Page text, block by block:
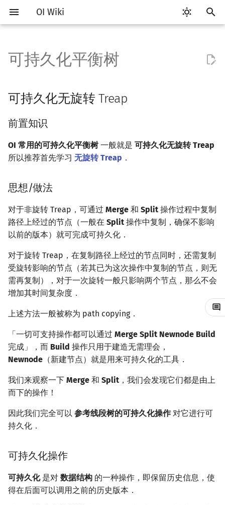
OI Wiki
入
搜
索
Getting Started
关于本项目
如何参与
OI Wiki 不是什么
数学符号表
F.A.Q.
镜像站列表
致谢
比赛相关简介
赛事
题型
学习路线
技巧
常见技巧
出题
工具软件简介
代码编辑工具
Atom
Kate
CLion
Xcode
GUIDE
Sublime Text
Code::Blocks
评测工具
CCR Plus
命令行
编译器
WSL (Windows 10)
Special Judge
Testlib
Validator
Polygon
OJ 工具
LaTeX 入门
Git
语言基础简介
C++ 基础
运算
函数
C++ 标准库
bitset
C++ 进阶 重载运算符
新版 C++ 特性
pb_ds
Pascal 转 C++ 急救
Python 速成
Java 速成
Java 进阶
算法基础简介
复杂度
枚举
模拟
贪心
排序
插入排序
快速排序
堆排序
希尔排序
锦标赛排序
Tim 排序
排序应用
前缀和 & 差分
二分
倍增
构造
搜索部分简介
DFS（搜索）
BFS（搜索）
双向搜索
A*
迭代加深搜索
IDA*
回溯法
Dancing Links
Alpha–Beta 剪枝
动态规划部分简介
动态规划基础
记忆化搜索
背包 DP
DAG 上的 DP
树形 DP
状压 DP
数位 DP
插头 DP
计数 DP
动态 DP
概率 DP
DP 套 DP
DP 优化
四边形不等式优化
状态设计优化
字符串部分简介
字符串基础
标准库
字符串匹配
字典树 (Trie)
前缀函数与 KMP 算法
Boyer–Moore 算法
Z 函数（扩展 KMP）
AC 自动机
后缀数组 (SA)
后缀自动机 (SAM)
后缀平衡树
广义后缀自动机
后缀树
回文树
序列自动机
数学部分简介
布尔代数
数字系统
格雷码
位操作
高精度计算
快速幂
置换和排列
弧度制与坐标系
复数
数论
最大公约数
分解质因数
费马小定理 & 欧拉定理
线性同余方程
中国剩余定理
升幂引理
卢卡斯定理
多项式与生成函数
快速数论变换
多项式牛顿迭代
多项式初等函数
多项式平移|连续点值平移
符号化方法
Lagrange 反演
普通生成函数
组合数学
斐波那契数列
斯特林数
伯努利数
Eulerian Number
分拆数
范德蒙德卷积
图论计数
线性代数
矩阵
线性空间
线性映射
对角化
Jordan标准型
线性规划
域论
概率论
随机变量的数字特征
博弈论
非公平组合游戏
牛顿迭代法
并查集
并查集复杂度
堆简介
二叉堆
配对堆
左偏树
分块思想
块状数组
块状链表
树分块
线段树基础
线段树合并 & 分裂
李超线段树
猫树
Kinetic Tournament Tree
二叉搜索树 & 平衡树
Treap
Splay 树
WBLT
笛卡尔树
Size Balanced Tree
AVL 树
红黑树
左偏红黑树
AA 树
可持久化无旋转 Treap
前置知识
思想/做法
可持久化操作
Split
Merge
可持久化 WBLT
前置知识
思想/做法
处理懒标记
实现路径复制
针对持久化 WBLT 的小优化
代码实现
例题
线段树套线段树
平衡树套线段树
线段树套平衡树
树状数组套权值线段树
Link Cut Tree
全局平衡二叉树
Euler Tour Tree
Top Tree
图论部分简介
图论相关概念
图的存储
DFS（图论）
树上问题
树的重心
树上启发式合并
树分治
AHU 算法
树哈希
树上随机游走
有向无环图
拓扑排序
最短路问题
同余最短路
生成树问题
斯坦纳树
连通性相关
圆方树
环计数问题
最小环
欧拉图
哈密顿图
费用流
一般图最大匹配
计算几何部分简介
二维计算几何基础
三维计算几何基础
距离
三角剖分
凸包
扫描线
旋转卡壳
半平面交
平面最近点对
随机增量法
反演变换
计算几何杂项
杂项简介
离散化
双指针
离线算法 莫队算法
随机化
模拟退火
悬线法
有限状态自动机
计算理论基础
字节顺序
约瑟夫问题
表达式求值
在一台机器上规划任务
主元素问题
Garsia–Wachs 算法
Kahan 求和
珂朵莉树/颜色段均摊
RMQ
并查集应用
括号序列
线段树与离线询问
可持久化平衡树
可持久化无旋转 Treap
前置知识
OI 常用的可持久化平衡树一般就是 可持久化无旋转 Treap
所以推荐首先学习 无旋转 Treap ．
思想/做法
对于非旋转 Treap，可通过 Merge 和 Split 操作过程中复制
路径上经过的节点（一般在 Split 操作中复制，确保不影响
以前的版本）就可完成可持久化．
对于旋转 Treap，在复制路径上经过的节点同时，还需复制
受旋转影响的节点（若其已为这次操作中复制的节点，则无
需再复制），对于一次旋转一般只影响两个节点，那么不会
增加其时间复杂度．
上述方法一般被称为 path copying．
「一切可支持操作都可以通过 Merge Split Newnode Build
完成」，而 Build 操作只用于建造无需理会，
Newnode （新建节点）就是用来可持久化的工具．
我们来观察一下 Merge 和 Split ，我们会发现它们都是由上
而下的操作！
因此我们完全可以 参考线段树的可持久化操作对它进行可
持久化．
可持久化操作
可持久化是对 数据结构 的一种操作，即保留历史信息，使
得在后面可以调用之前的历史版本．